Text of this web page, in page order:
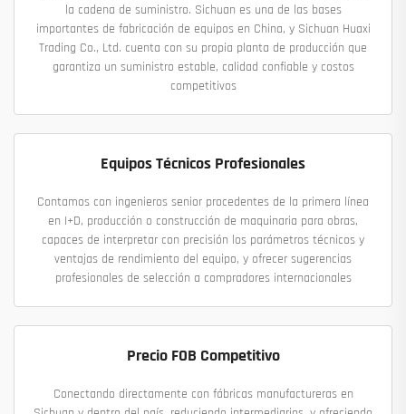
la cadena de suministro. Sichuan es una de las bases
importantes de fabricación de equipos en China, y Sichuan Huaxi
Trading Co., Ltd. cuenta con su propia planta de producción que
garantiza un suministro estable, calidad confiable y costos
competitivos
Equipos Técnicos Profesionales
Contamos con ingenieros senior procedentes de la primera línea
en I+D, producción o construcción de maquinaria para obras,
capaces de interpretar con precisión los parámetros técnicos y
ventajas de rendimiento del equipo, y ofrecer sugerencias
profesionales de selección a compradores internacionales
Precio FOB Competitivo
Conectando directamente con fábricas manufactureras en